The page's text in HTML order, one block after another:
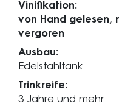
Vinifikation:
von Hand gelesen,
vergoren
Ausbau:
Edelstahltank
Trinkreife:
3 Jahre und mehr